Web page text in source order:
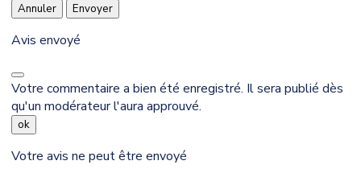
Annuler Envoyer
Avis envoyé
Votre commentaire a bien été enregistré. Il sera publié dès
qu'un modérateur l'aura approuvé.
ok
Votre avis ne peut être envoyé